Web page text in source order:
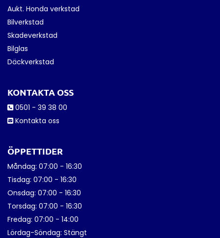
Aukt. Honda verkstad
Bilverkstad
Skadeverkstad
Bilglas
Däckverkstad
KONTAKTA OSS
 0501 - 39 38 00
 Kontakta oss
ÖPPETTIDER
Måndag: 07:00 - 16:30
Tisdag: 07:00 - 16:30
Onsdag: 07:00 - 16:30
Torsdag: 07:00 - 16:30
Fredag: 07:00 - 14:00
Lördag-Söndag: Stängt